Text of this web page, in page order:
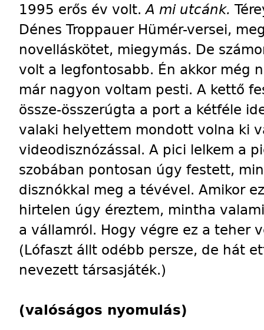
1995 erős év volt.A mi utcánk.
Dénes Troppauer Hümér-versei,
novelláskötet, miegymás. De
volt a legfontosabb. Én akkor még
már nagyon voltam pesti. A kettő
össze-összerúgta a port a kétféle
valaki helyettem mondott volna ki
videodisznózással. A pici lelkem a
szobában pontosan úgy festett,
disznókkal meg a tévével. Amikor
hirtelen úgy éreztem, mintha
a vállamról. Hogy végre ez a teher
(Lófaszt állt odébb persze, de hát
nevezett társasjáték.)
(valóságos nyomulás)